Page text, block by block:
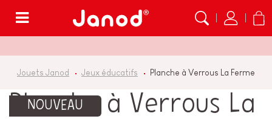
Jouets Janod Jeux éducatifs Planche à Verrous La Ferme
NOUVEAU
Planche à Verrous La